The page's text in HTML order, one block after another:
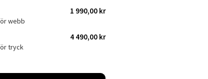
1 990,00 kr
webb
4 490,00 kr
tryck